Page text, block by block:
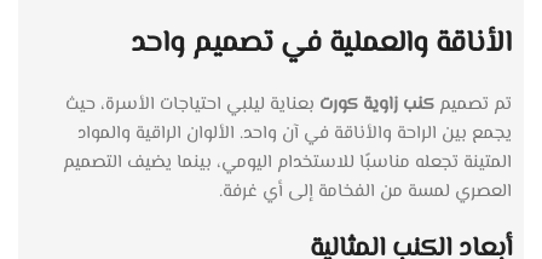
الأناقة والعملية في تصميم واحد
تم تصميم كنب زاوية كورت بعناية ليلبي احتياجات الأسرة، حيث
يجمع بين الراحة والأناقة في آن واحد. الألوان الراقية والمواد
المتينة تجعله مناسبًا للاستخدام اليومي، بينما يضيف التصميم
العصري لمسة من الفخامة إلى أي غرفة.
أبعاد الكنب المثالية